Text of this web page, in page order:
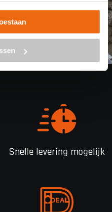
Snelle levering mogelijk